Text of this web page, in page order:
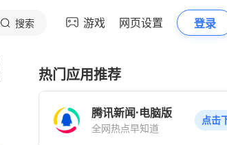
搜索 游戏 网页设置 登录
热门应用推荐
腾讯新闻·电脑版
全网热点早知道
点击